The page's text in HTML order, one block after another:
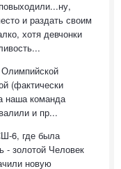
и раздать своим
хотя девчонки
Олимпийской
(фактически
наша команда
и пр...
6, где была
- золотой Человек
новую